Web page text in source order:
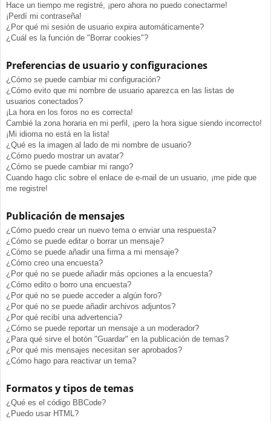
Hace un tiempo me registré, ¡pero ahora no puedo conectarme!
¡Perdí mi contraseña!
¿Por qué mi sesión de usuario expira automáticamente?
¿Cuál es la función de "Borrar cookies"?
Preferencias de usuario y configuraciones
¿Cómo se puede cambiar mi configuración?
¿Cómo evito que mi nombre de usuario aparezca en las listas de
usuarios conectados?
¡La hora en los foros no es correcta!
Cambié la zona horaria en mi perfil, ¡pero la hora sigue siendo incorrecto!
¡Mi idioma no está en la lista!
¿Qué es la imagen al lado de mi nombre de usuario?
¿Cómo puedo mostrar un avatar?
¿Cómo se puede cambiar mi rango?
Cuando hago clic sobre el enlace de e-mail de un usuario, ¡me pide que
me registre!
Publicación de mensajes
¿Cómo puedo crear un nuevo tema o enviar una respuesta?
¿Cómo se puede editar o borrar un mensaje?
¿Cómo se puede añadir una firma a mi mensaje?
¿Cómo creo una encuesta?
¿Por qué no se puede añadir más opciones a la encuesta?
¿Cómo edito o borro una encuesta?
¿Por qué no se puede acceder a algún foro?
¿Por qué no se puede añadir archivos adjuntos?
¿Por qué recibí una advertencia?
¿Cómo se puede reportar un mensaje a un moderador?
¿Para qué sirve el botón "Guardar" en la publicación de temas?
¿Por qué mis mensajes necesitan ser aprobados?
¿Cómo hago para reactivar un tema?
Formatos y tipos de temas
¿Qué es el código BBCode?
¿Puedo usar HTML?